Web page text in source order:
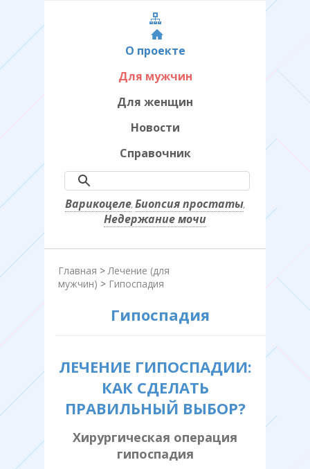
О проекте
Для мужчин
Для женщин
Новости
Справочник
Варикоцеле, Биопсия простаты,
Недержание мочи
Главная >Лечение (для
мужчин) > Гипоспадия
Гипоспадия
ЛЕЧЕНИЕ ГИПОСПАДИИ:
КАК СДЕЛАТЬ
ПРАВИЛЬНЫЙ ВЫБОР?
Хирургическая операция
гипоспадия